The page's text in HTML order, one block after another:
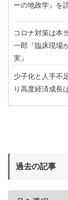
ーの地政学』を
コロナ対策は本
一郎『臨床現場
実』
少子化と人手不
り高度経済成長
過去の記事